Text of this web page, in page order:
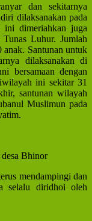
dan sekitarnya
dilaksanakan pada
dimeriahkan juga
Luhur. Jumlah
Santunan untuk
dilaksanakan di
bersamaan dengan
ini sekitar 31
santunan wilayah
Muslimun pada
Bhinor
mendampingi dan
selalu diridhoi oleh